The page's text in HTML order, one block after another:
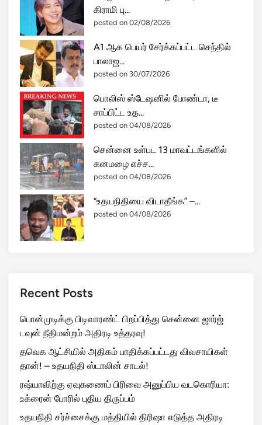
ல்
!
கிராமி பு...
posted on 02/08/2026
A1 ஆக பெயர் சேர்க்கப்பட்ட செந்தில்
பாலாஜ...
posted on 30/07/2026
பொலிஸ் ஸ்டேஷனில் போண்டா, டீ
சாப்பிட்ட உத...
posted on 04/08/2026
சென்னை உள்பட 13 மாவட்டங்களில்
கனமழை எச்ச...
posted on 04/08/2026
“உதயநிதியை விடாதீங்க” –...
posted on 04/08/2026
Recent Posts
பொன்முடிக்கு பிடிவாரண்ட் பிறப்பித்து சென்னை ஜார்ஜ்
டவுன் நீதிமன்றம் அதிரடி உத்தரவு!
தவெக ஆட்சியில் அதிகம் பாதிக்கப்பட்டது விவசாயிகள்
தான்! – உதயநிதி ஸ்டாலின் சாடல்!
ரஷ்யாவிற்கு ஏவுகணைப் பிரிவை அனுப்பிய வடகொரியா:
உக்ரைன் போரில் புதிய திருப்பம்
உதயநிதி சர்ச்சைக்கு மத்தியில் திரிஷா எடுத்த அதிரடி